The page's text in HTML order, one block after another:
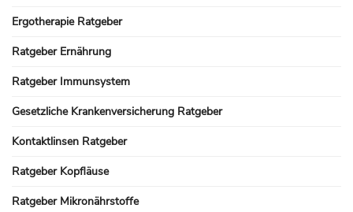
Ergotherapie Ratgeber
Ratgeber Ernährung
Ratgeber Immunsystem
Gesetzliche Krankenversicherung Ratgeber
Kontaktlinsen Ratgeber
Ratgeber Kopfläuse
Ratgeber Mikronährstoffe